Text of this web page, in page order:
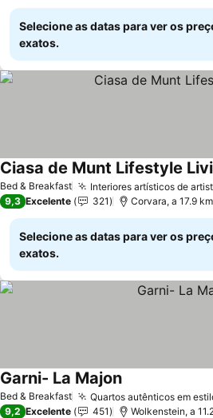
Selecione as datas para ver os
exatos.
Bed & Breakfast Interiores artísticos de
Ciasa de Munt Lifestyle
9,3 Excelente 321 Corvara, a 17.9
Selecione as datas para ver os
exatos.
Bed & Breakfast Quartos autênticos em
Garni- La MajonVer preços
9,2 Excelente 451 Wolkenstein, a